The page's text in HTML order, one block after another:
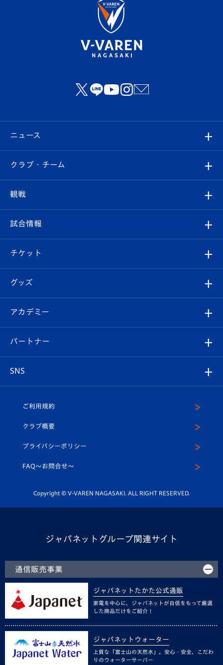
ニュース
すべて
クラブ
試合情報
チケット
イベント
メディア
ホームタウン
クラブ・チーム
クラブ概要
エンブレム紹介
スタッフプロフィール
マスコット紹介
平和祈念活動
ホームタウン活動
観戦
観戦ルール
はじめての観戦ガイド
Revive Team
ヴィヴィくんの長崎おもてなしガイド
試合情報
試合日程/結果
フォトギャラリー
スタジアムグルメ
チケット
チケット
V-LOVERS（ファンクラブ）
プレイヤーズスイート
グッズ
オンラインショップ
店舗情報
アカデミー
育成からのお知らせ
U-18
スクール
パートナー
SNS
ヴィヴィくんインスタグラム
公式LINE＠
ご利用規約
クラブ概要
プライバシーポリシー
FAQ〜お問合せ〜
Copyright © V-VAREN NAGASAKI. ALL RIGHT RESERVED.
ジャパネットグループ関連サイト
通信販売事業
ジャパネットたかた公式通販
家電を中心に、ジャパネットが自信をもって厳選
した商品だけをご紹介！
ジャパネットウォーター
上質な「富士山の天然水」。安心・安全、こだわ
りのウォーターサーバー